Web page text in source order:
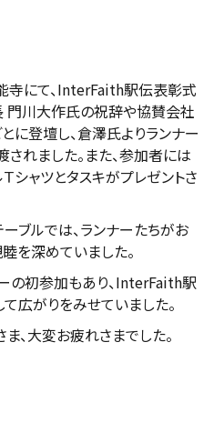
寺にて、InterFaith駅伝表彰式
門川大作氏の祝辞や協賛会社
に登壇し、倉澤氏よりランナー
れました。また、参加者には
ャツとタスキがプレゼントさ
ブルでは、ランナーたちがお
を深めていました。
の初参加もあり、InterFaith駅
広がりをみせていました。
、大変お疲れさまでした。